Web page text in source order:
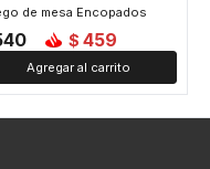
de mesa Encopados
$ 459